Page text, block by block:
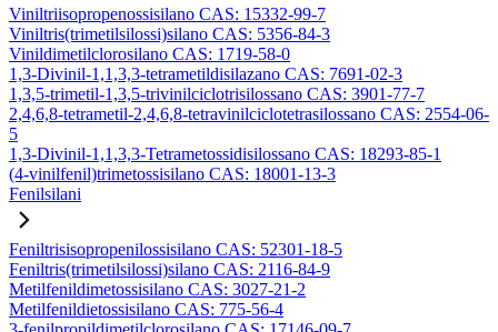
Viniltriisopropenossisilano CAS: 15332-99-7
Viniltris(trimetilsilossi)silano CAS: 5356-84-3
Vinildimetilclorosilano CAS: 1719-58-0
1,3-Divinil-1,1,3,3-tetrametildisilazano CAS: 7691-02-3
1,3,5-trimetil-1,3,5-trivinilciclotrisilossano CAS: 3901-77-7
2,4,6,8-tetrametil-2,4,6,8-tetravinilciclotetrasilossano CAS: 2554-06-
5
1,3-Divinil-1,1,3,3-Tetrametossidisilossano CAS: 18293-85-1
(4-vinilfenil)trimetossisilano CAS: 18001-13-3
Fenilsilani
Feniltrisisopropenilossisilano CAS: 52301-18-5
Feniltris(trimetilsilossi)silano CAS: 2116-84-9
Metilfenildimetossisilano CAS: 3027-21-2
Metilfenildietossisilano CAS: 775-56-4